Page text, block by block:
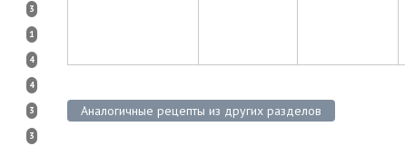
3
1
4
4
3
3
Аналогичные рецепты из других разделов